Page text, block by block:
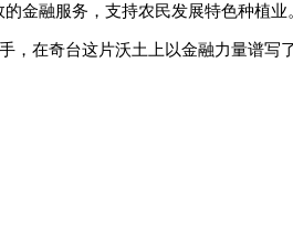
金融服务，支持农民发展特色种植业
，在奇台这片沃土上以金融力量谱写